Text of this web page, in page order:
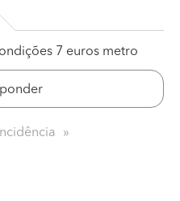
7 euros metro